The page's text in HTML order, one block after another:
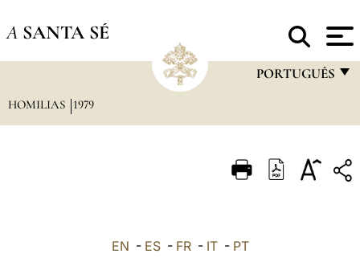
A SANTA SÉ
PORTUGUÊS
ITALIANO
HOMILIAS 1979
EN - ES- FR- IT- PT